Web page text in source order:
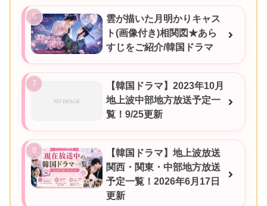
雲が描いた月明かりキャス
ト(画像付き)相関図★あら
すじをご紹介/韓国ドラマ
【韓国ドラマ】2023年10月
地上波中部地方放送予定一
覧！9/25更新
【韓国ドラマ】地上波放送
関西・関東・中部地方放送
予定一覧！2026年6月17日
更新